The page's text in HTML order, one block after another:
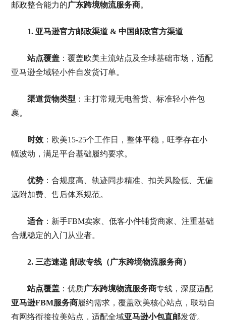
邮政整合能力的广东跨境物流服务商。
1. 亚马逊官方邮政渠道 & 中国邮政官方渠道
站点覆盖：覆盖欧美主流站点及全球基础市场，适配
亚马逊全域轻小件自发货订单。
渠道货物类型 ：主打常规无电普货、标准轻小件包
裹。
时效：欧美15-25个工作日，整体平稳，旺季存在小
幅波动，满足平台基础履约要求。
优势：合规度高、轨迹同步精准、扣关风险低、无偏
远附加费、售后体系规范。
适合：新手FBM卖家、低客小件铺货商家、注重基础
合规稳定的入门从业者。
2. 三态速递 邮政专线（广东跨境物流服务商）
站点覆盖：优质广东跨境物流服务商专线，深度适配
亚马逊FBM服务商履约需求，覆盖欧美核心站点，联动自
有网络衔接拉美站点，适配全域亚马逊小包直邮发货。